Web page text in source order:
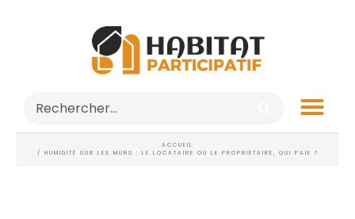
ACCUEIL
/ HUMIDITÉ SUR LES MURS : LE LOCATAIRE OU LE PROPRIÉTAIRE, QUI PAIE ?